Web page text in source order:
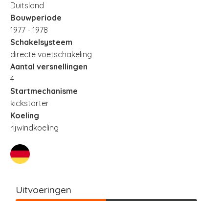
Duitsland
Bouwperiode
1977 - 1978
Schakelsysteem
directe voetschakeling
Aantal versnellingen
4
Startmechanisme
kickstarter
Koeling
rijwindkoeling
Uitvoeringen